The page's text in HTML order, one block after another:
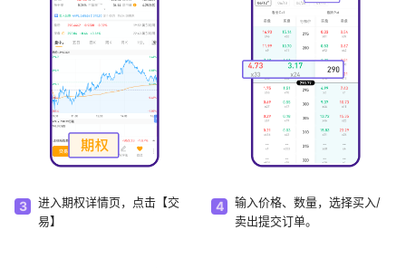
3
进入期权详情页，点击【交
易】
4
输入价格、数量，选择买入/
卖出提交订单。